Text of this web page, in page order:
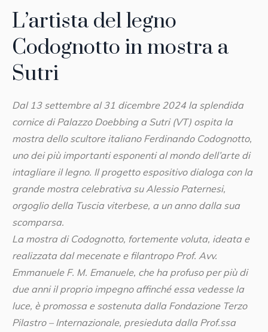
L’artista del legno
Codognotto in mostra a
Sutri
Dal 13 settembre al 31 dicembre 2024 la splendida
cornice di Palazzo Doebbing a Sutri (VT) ospita la
mostra dello scultore italiano Ferdinando Codognotto,
uno dei più importanti esponenti al mondo dell’arte di
intagliare il legno. Il progetto espositivo dialoga con la
grande mostra celebrativa su Alessio Paternesi,
orgoglio della Tuscia viterbese, a un anno dalla sua
scomparsa.
La mostra di Codognotto, fortemente voluta, ideata e
realizzata dal mecenate e filantropo Prof. Avv.
Emmanuele F. M. Emanuele, che ha profuso per più di
due anni il proprio impegno affinché essa vedesse la
luce, è promossa e sostenuta dalla Fondazione Terzo
Pilastro – Internazionale, presieduta dalla Prof.ssa